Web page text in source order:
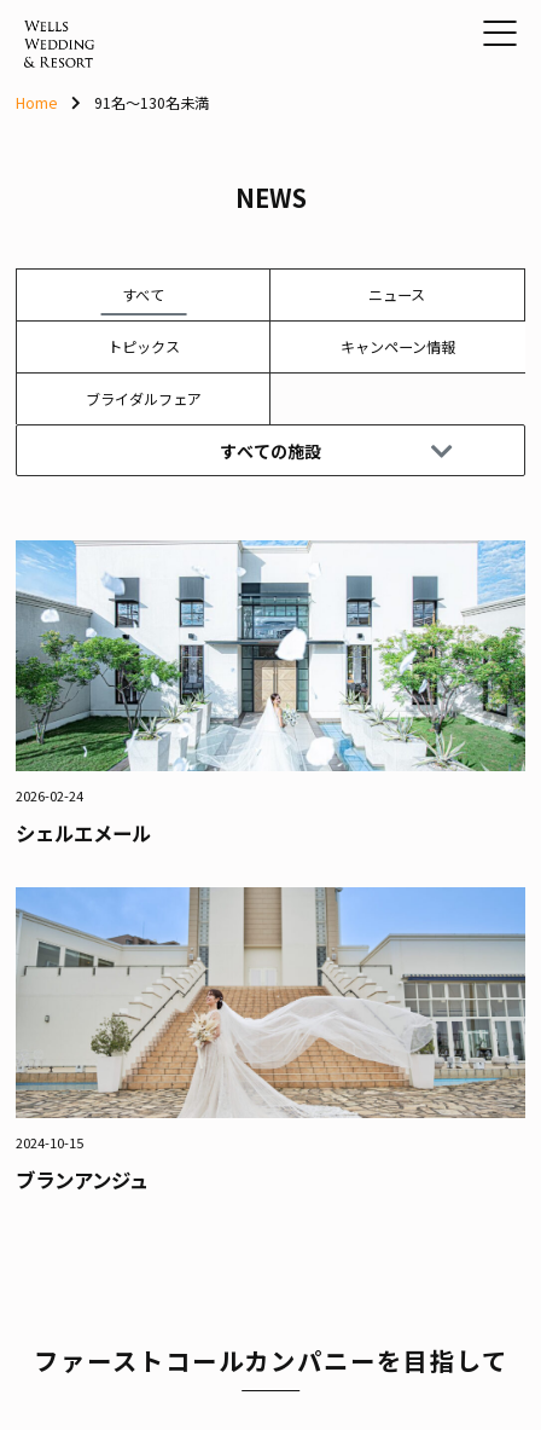
content
Home 91名～130名未満
NEWS
すべて ニュース
トピックス キャンペーン情報
ブライダルフェア
すべての施設
2026-02-24
シェルエメール
2024-10-15
ブランアンジュ
ファーストコールカンパニーを目指して